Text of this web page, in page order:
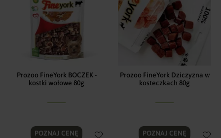
Prozoo FineYork BOCZEK -
kostki wołowe 80g
POZNAJ CENĘ
Prozoo FineYork Dziczyzna w
kosteczkach 80g
POZNAJ CENĘ